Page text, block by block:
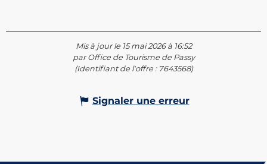
Mis à jour le 15 mai 2026 à 16:52
par Office de Tourisme de Passy
(Identifiant de l'offre : 7643568)
Signaler une erreur